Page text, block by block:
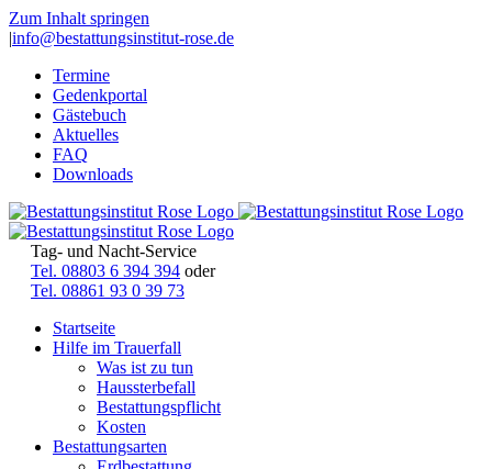
Zum Inhalt springen
|info@bestattungsinstitut-rose.de
Termine
Gedenkportal
Gästebuch
Aktuelles
FAQ
Downloads
Tag- und Nacht-Service
Tel. 08803 6 394 394 oder
Tel. 08861 93 0 39 73
Startseite
Hilfe im Trauerfall
Was ist zu tun
Haussterbefall
Bestattungspflicht
Kosten
Bestattungsarten